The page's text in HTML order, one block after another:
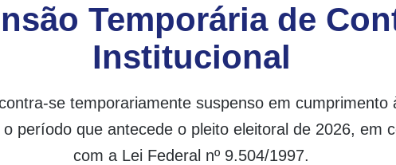
Temporária de
Institucional
se temporariamente suspenso em cumprimento
período que antecede o pleito eleitoral de 2026, em
com a Lei Federal nº 9.504/1997.